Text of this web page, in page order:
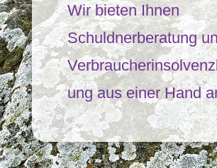
Wir bieten Ihnen
Schuldnerberatung
ung aus einer Hand